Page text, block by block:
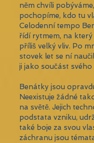
něm chvíli pobýváme,
pochopíme, kdo tu
Celodenní tempo
řídí rytmem, na který
příliš velký vliv. Po
stovek let se ní
ji jako součást svého
Benátky jsou
Neexistuje žádné
na světě. Jejich
podstata vzniku,
také boje za svou
záchranu jsou